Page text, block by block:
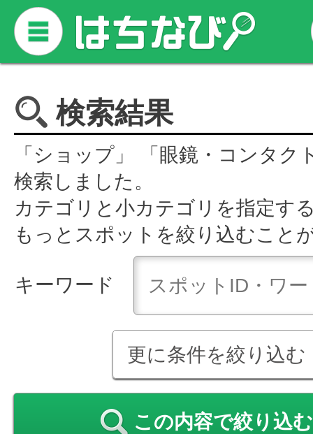
検索結果
「ショップ」 「眼鏡・コンタク
検索しました。
カテゴリと小カテゴリを指定す
もっとスポットを絞り込むこと
キーワード
更に条件を絞り込む
この内容で絞り込む